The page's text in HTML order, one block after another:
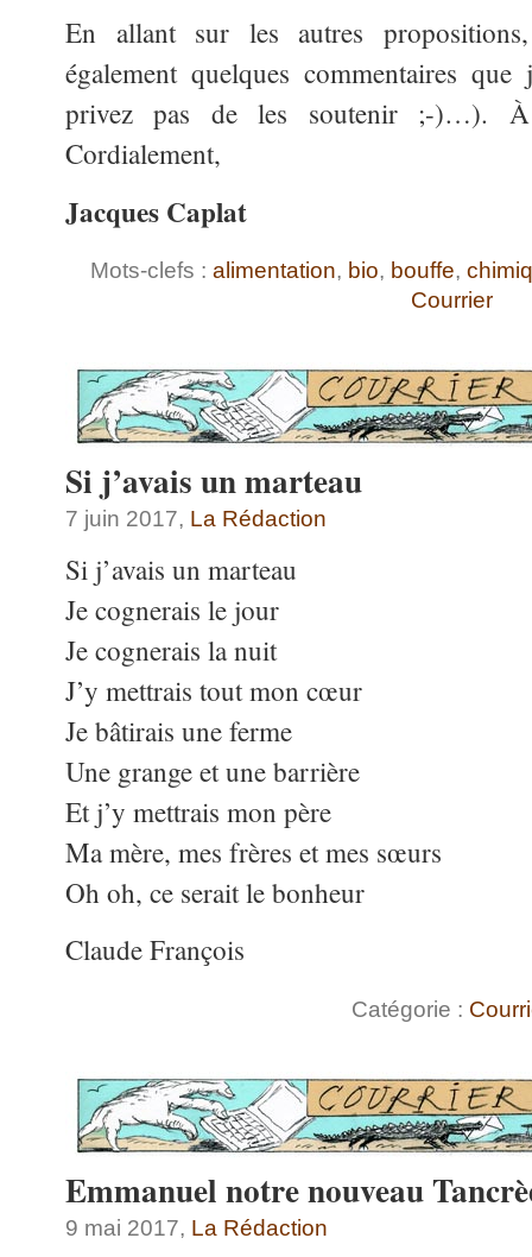
En allant sur les autres
également quelques commentaires
privez pas de les soutenir ;-)…).
Cordialement,
Jacques Caplat
Mots-clefs : alimentation, bio, bouffe,
Courrier
Si j’avais un marteau
7 juin 2017, La Rédaction
Si j’avais un marteau
Je cognerais le jour
Je cognerais la nuit
J’y mettrais tout mon cœur
Je bâtirais une ferme
Une grange et une barrière
Et j’y mettrais mon père
Ma mère, mes frères et mes sœurs
Oh oh, ce serait le bonheur
Claude François
Catégorie :
Emmanuel notre nouveau
9 mai 2017, La Rédaction